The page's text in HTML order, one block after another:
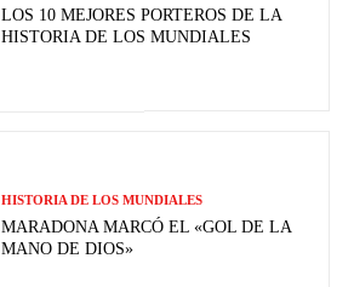
LOS 10 MEJORES PORTEROS DE LA
HISTORIA DE LOS MUNDIALES
HISTORIA DE LOS MUNDIALES
MARADONA MARCÓ EL «GOL DE LA
MANO DE DIOS»